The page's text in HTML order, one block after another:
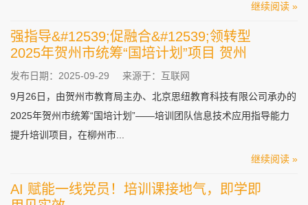
继续阅读 »
强指导&#12539;促融合&#12539;领转型
2025年贺州市统筹“国培计划”项目 贺州
发布日期：2025-09-29
来源于：互联网
9月26日，由贺州市教育局主办、北京思纽教育科技有限公司承办的
2025年贺州市统筹“国培计划”——培训团队信息技术应用指导能力
提升培训项目，在柳州市...
继续阅读 »
AI 赋能一线党员！培训课接地气，即学即